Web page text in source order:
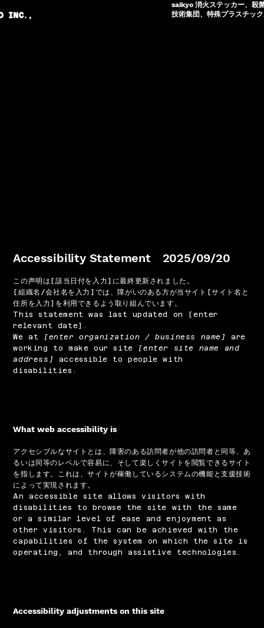
saikyo 消火ステッカー、殺
技術集団、特殊プラスチッ
INC.,
Accessibility Statement 2025/09/20
この声明は[該当日付を入力]に最終更新されました。
[組織名/会社名を入力]では、障がいのある方が当サイト[サイト名と
住所を入力]を利用できるよう取り組んでいます。
This statement was last updated on [enter
relevant date].
We at
[enter organization / business name]
are
working to make our site
[enter site name and
address]
accessible to people with
disabilities.
What web accessibility is
アクセシブルなサイトとは、障害のある訪問者が他の訪問者と同等、あ
るいは同等のレベルで容易に、そして楽しくサイトを閲覧できるサイト
を指します。これは、サイトが稼働しているシステムの機能と支援技術
によって実現されます。
An accessible site allows visitors with
disabilities to browse the site with the same
or a similar level of ease and enjoyment as
other visitors. This can be achieved with the
capabilities of the system on which the site is
operating, and through assistive technologies.
Accessibility adjustments on this site